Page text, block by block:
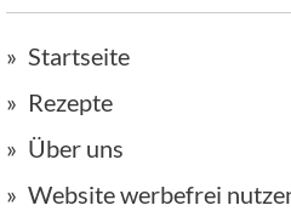
Startseite
Rezepte
Über uns
Website werbefrei